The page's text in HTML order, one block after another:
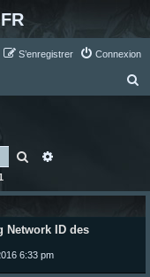
Connexion
S’enregistrer
r
Rechercher
Network ID des
6:33 pm